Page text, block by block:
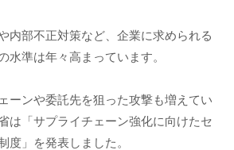
内部不正対策など、企業に求められる
水準は年々高まっています。
ーンや委託先を狙った攻撃も増えてい
は「サプライチェーン強化に向けたセ
度」を発表しました。